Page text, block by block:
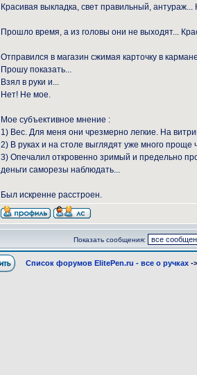
Красивая выкладка, свет правильный, антураж...
Прошло время, а из головы они не выходят...
Отправился в магазин сжимая карточку в
Прошу показать...
Взял в руки и...
Нет! Не мое.
Мое субъективное мнение :
1) Вес. Для меня они чрезмерно легкие. На
2) В руках и на столе выглядят уже много
3) Опечалил откровенно зримый и предельно
деньги саморезы наблюдать...
Был искренне расстроен.
Показать сообщения:
Список форумов ElitePen.ru - все о ручках -